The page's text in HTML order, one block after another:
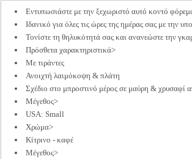
Εντυπωσιάστε με την ξεχωριστό αυτό κοντό
Ιδανικό για όλες τις ώρες της ημέρας σας με την
Τονίστε τη θηλυκότητά σας και ανανεώστε την
Πρόσθετα χαρακτηριστικά>
Με τιράντες
Ανοιχτή λαιμόκοψη & πλάτη
Σχέδιο στο μπροστινό μέρος σε μαύρη & χρυσαφί
Μέγεθος>
USA: Small
Χρώμα>
Κίτρινο - καφέ
Μέγεθος>